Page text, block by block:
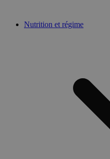
Nutrition et régime